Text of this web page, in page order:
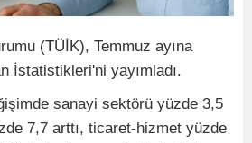
(TÜİK), Temmuz ayına
İstatistikleri'ni yayımladı.
sanayi sektörü yüzde 3,5
7,7 arttı, ticaret-hizmet yüzde